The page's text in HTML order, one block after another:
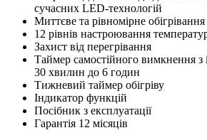
сучасних LED-технологій
Миттєве та рівномірне
12 рівнів настроювання
Захист від перегрівання
Таймер самостійного вимкнення з
30 хвилин до 6 годин
Тижневий таймер обігріву
Індикатор функцій
Посібник з експлуатації
Гарантія 12 місяців